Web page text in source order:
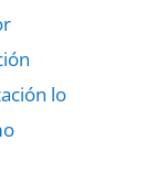
lo